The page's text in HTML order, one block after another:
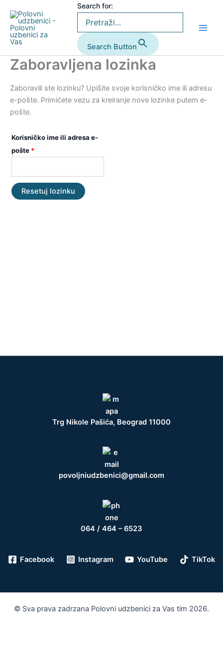
sadržaj
Search for:
Search Button
Zaboravljena lozinka
Zaboravili ste lozinku? Upišite svoje korisničko ime ili adresu
e-pošte. Primićete vezu za kreiranje nove lozinke putem e-
pošte.
Korisničko ime ili adresa e-
pošte *
Resetuj lozinku
Trg Nikole Pašića, Beograd 11000
povoljniudzbenici@gmail.com
064 / 464 – 6523
Facebook Instagram YouTube TikTok
© Sva prava zadrzana Polovni udzbenici za Vas tim 2026.